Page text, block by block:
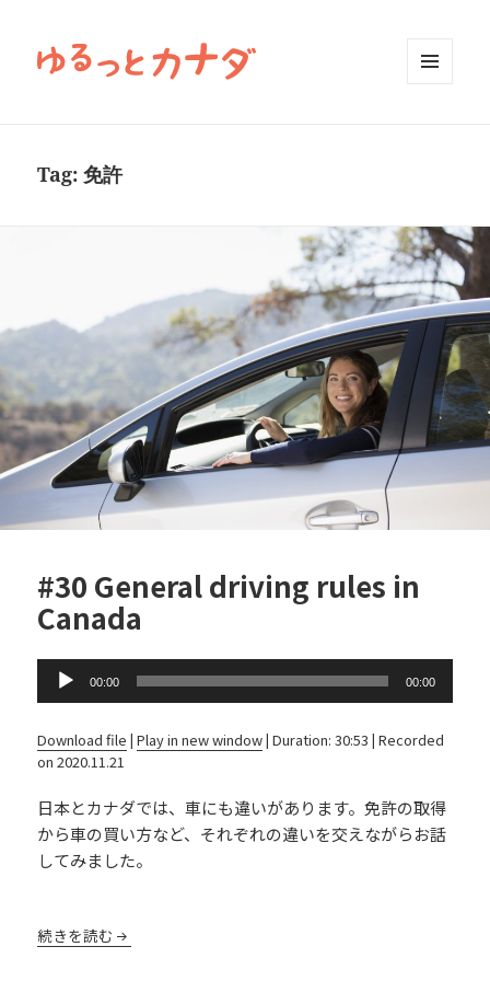
Tag:免許
#30 General driving rules in
Canada
Audio
Player
00:00 00:00
Download file |Play in new window|Duration: 30:53 |Recorded
on 2020.11.21
日本とカナダでは、車にも違いがあります。免許の取得
から車の買い方など、それぞれの違いを交えながらお話
してみました。
続きを読む